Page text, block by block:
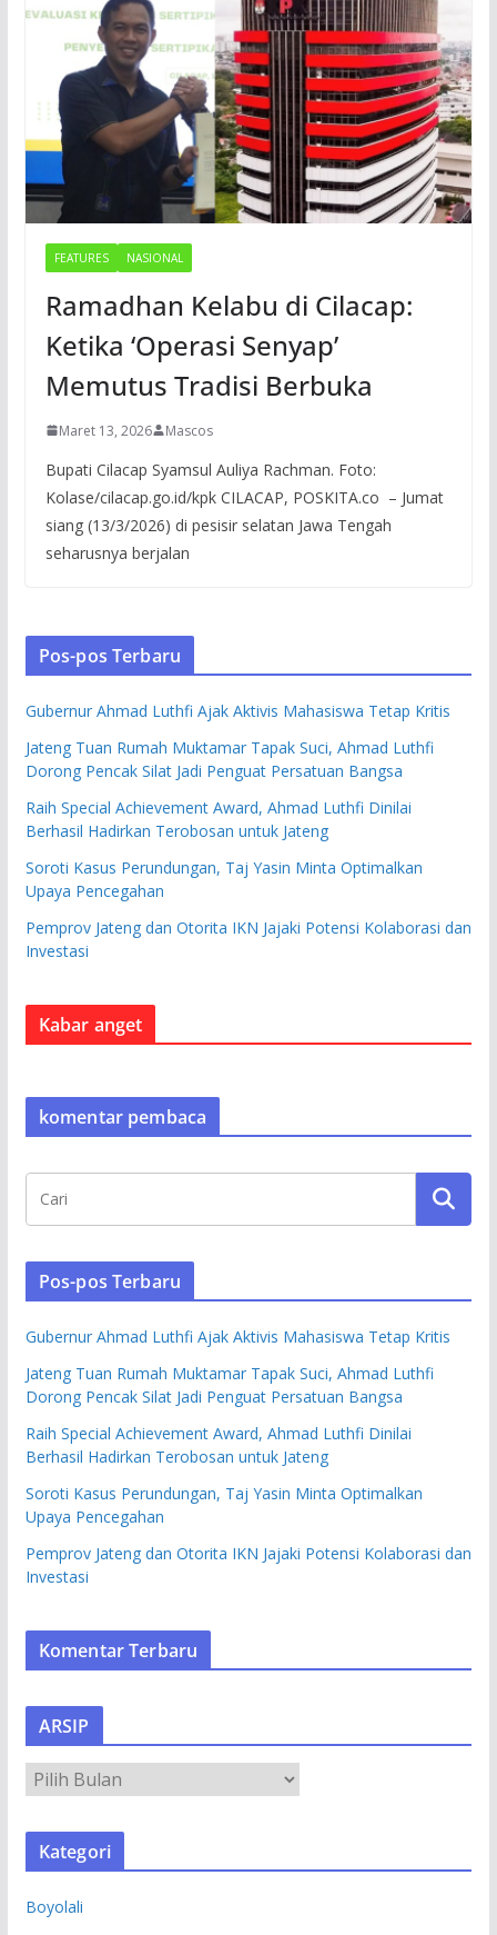
FEATURES NASIONAL
Ramadhan Kelabu di Cilacap:
Ketika ‘Operasi Senyap’
Memutus Tradisi Berbuka
Maret 13, 2026 Mascos
Bupati Cilacap Syamsul Auliya Rachman. Foto:
Kolase/cilacap.go.id/kpk CILACAP, POSKITA.co – Jumat
siang (13/3/2026) di pesisir selatan Jawa Tengah
seharusnya berjalan
Pos-pos Terbaru
Gubernur Ahmad Luthfi Ajak Aktivis Mahasiswa Tetap Kritis
Jateng Tuan Rumah Muktamar Tapak Suci, Ahmad Luthfi
Dorong Pencak Silat Jadi Penguat Persatuan Bangsa
Raih Special Achievement Award, Ahmad Luthfi Dinilai
Berhasil Hadirkan Terobosan untuk Jateng
Soroti Kasus Perundungan, Taj Yasin Minta Optimalkan
Upaya Pencegahan
Pemprov Jateng dan Otorita IKN Jajaki Potensi Kolaborasi dan
Investasi
Kabar anget
komentar pembaca
Pos-pos Terbaru
Gubernur Ahmad Luthfi Ajak Aktivis Mahasiswa Tetap Kritis
Jateng Tuan Rumah Muktamar Tapak Suci, Ahmad Luthfi
Dorong Pencak Silat Jadi Penguat Persatuan Bangsa
Raih Special Achievement Award, Ahmad Luthfi Dinilai
Berhasil Hadirkan Terobosan untuk Jateng
Soroti Kasus Perundungan, Taj Yasin Minta Optimalkan
Upaya Pencegahan
Pemprov Jateng dan Otorita IKN Jajaki Potensi Kolaborasi dan
Investasi
Komentar Terbaru
ARSIP
R
S
Kategori
Boyolali